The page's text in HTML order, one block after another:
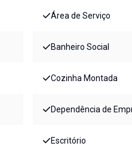
Área de Serviço
Banheiro Social
Cozinha Montada
Dependência de
Escritório